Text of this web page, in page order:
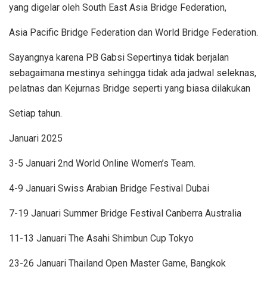
yang digelar oleh South East Asia Bridge Federation,
Asia Pacific Bridge Federation dan World Bridge Federation.
Sayangnya karena PB Gabsi Sepertinya tidak berjalan
sebagaimana mestinya sehingga tidak ada jadwal seleknas,
pelatnas dan Kejurnas Bridge seperti yang biasa dilakukan
Setiap tahun.
Januari 2025
3-5 Januari 2nd World Online Women’s Team.
4-9 Januari Swiss Arabian Bridge Festival Dubai
7-19 Januari Summer Bridge Festival Canberra Australia
11-13 Januari The Asahi Shimbun Cup Tokyo
23-26 Januari Thailand Open Master Game, Bangkok